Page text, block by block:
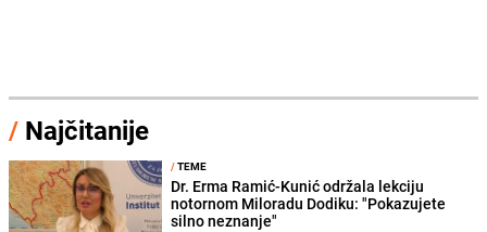
/ Najčitanije
/TEME
Dr. Erma Ramić-Kunić održala lekciju
notornom Miloradu Dodiku: "Pokazujete
silno neznanje"